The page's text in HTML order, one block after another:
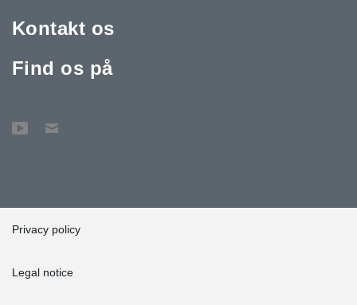
Kontakt os
Find os på
Privacy policy
Legal notice